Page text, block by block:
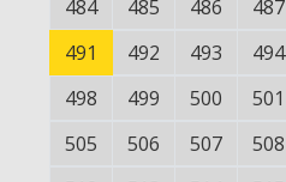
484 485 486 487
491
492 493 494
498
499 500 501
505
506 507 508